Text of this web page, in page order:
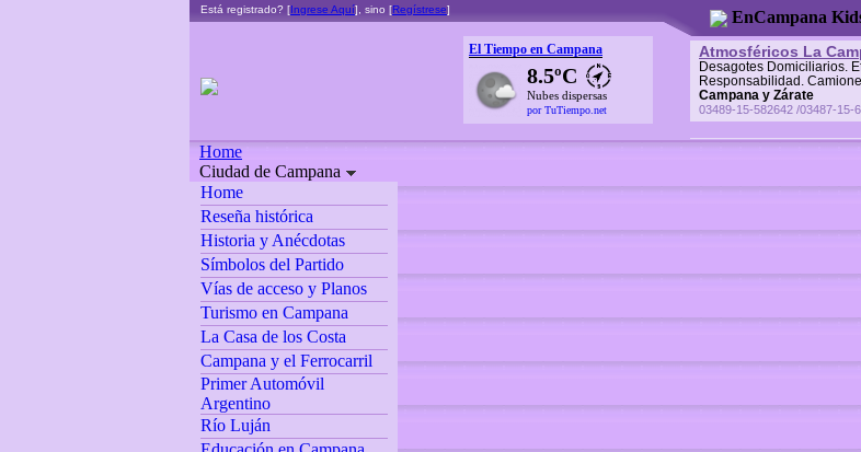
Está registrado? [Ingrese Aquí], sino [Regístrese] EnCampana
Atmosféricos La
Desagotes Domiciliarios.
Responsabilidad.
Campana y Zárate
03489-15-582642 /03487-15-
El Tiempo en Campana
8.5ºC
Nubes dispersas
por TuTiempo.net
Home
Ciudad de Campana
Home
Reseña histórica
Historia y Anécdotas
Símbolos del Partido
Vías de acceso y Planos
Turismo en Campana
La Casa de los Costa
Campana y el Ferrocarril
Primer Automóvil
Argentino
Río Luján